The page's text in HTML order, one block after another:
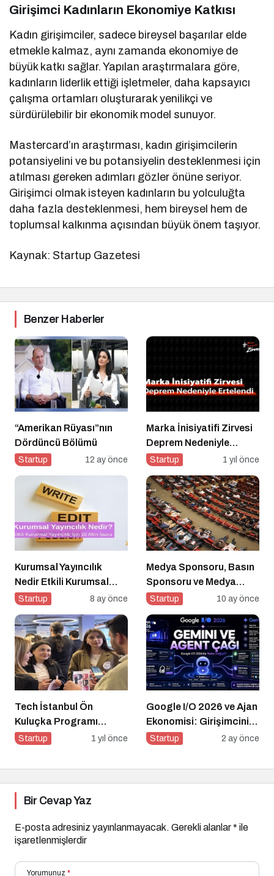
Girişimci Kadınların Ekonomiye Katkısı
Kadın girişimciler, sadece bireysel başarılar elde
etmekle kalmaz, aynı zamanda ekonomiye de
büyük katkı sağlar. Yapılan araştırmalara göre,
kadınların liderlik ettiği işletmeler, daha kapsayıcı
çalışma ortamları oluşturarak yenilikçi ve
sürdürülebilir bir ekonomik model sunuyor.
Mastercard’ın araştırması, kadın girişimcilerin
potansiyelini ve bu potansiyelin desteklenmesi için
atılması gereken adımları gözler önüne seriyor.
Girişimci olmak isteyen kadınların bu yolculuğta
daha fazla desteklenmesi, hem bireysel hem de
toplumsal kalkınma açısından büyük önem taşıyor.
Kaynak: Startup Gazetesi
Benzer Haberler
“Amerikan Rüyası”nın
Dördüncü Bölümü
Startup 12 ay önce
Marka İnisiyatifi Zirvesi
Deprem Nedeniyle
Ertelendi
Startup 1 yıl önce
Kurumsal Yayıncılık
Nedir Etkili Kurumsal
Yayıncılık İçin 10 Altın
Startup 8 ay önce
Medya Sponsoru, Basın
Sponsoru ve Medya
Partneri Ne Demek?
Startup 10 ay önce
Tech İstanbul Ön
Kuluçka Programı
Başvuruları Devam
Startup 1 yıl önce
Google I/O 2026 ve Ajan
Ekonomisi: Girişimcinin
Yeni Rakibi Arama
Startup 2 ay önce
Bir Cevap Yaz
E-posta adresiniz yayınlanmayacak. Gerekli alanlar* ile
işaretlenmişlerdir
Yorumunuz *